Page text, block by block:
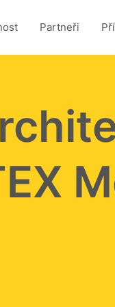
Partneři